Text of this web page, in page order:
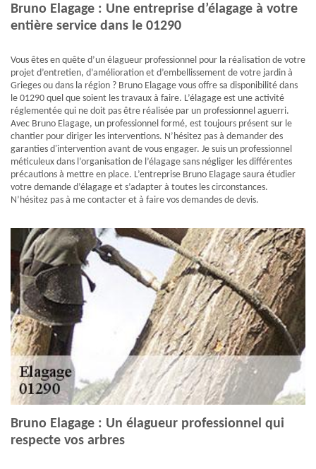
Bruno Elagage : Une entreprise d’élagage à votre
entière service dans le 01290
Vous êtes en quête d’un élagueur professionnel pour la réalisation de votre
projet d’entretien, d’amélioration et d’embellissement de votre jardin à
Grieges ou dans la région ? Bruno Elagage vous offre sa disponibilité dans
le 01290 quel que soient les travaux à faire. L’élagage est une activité
réglementée qui ne doit pas être réalisée par un professionnel aguerri.
Avec Bruno Elagage, un professionnel formé, est toujours présent sur le
chantier pour diriger les interventions. N’hésitez pas à demander des
garanties d'intervention avant de vous engager. Je suis un professionnel
méticuleux dans l’organisation de l’élagage sans négliger les différentes
précautions à mettre en place. L’entreprise Bruno Elagage saura étudier
votre demande d’élagage et s’adapter à toutes les circonstances.
N’hésitez pas à me contacter et à faire vos demandes de devis.
Bruno Elagage : Un élagueur professionnel qui
respecte vos arbres